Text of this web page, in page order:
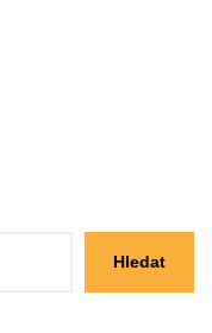
Hledat